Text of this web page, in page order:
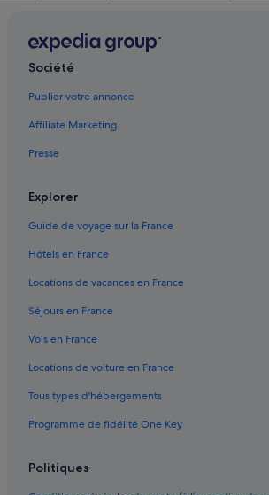
Labruge : Appart’hôtels
Labruge : Auberges de jeunesse
Labruge : hôtels Hôtels pas chers
Labruge : hôtels
Lordelo do Ouro : hôtels Hôtels avec spa
Lordelo do Ouro : hôtels
Société
Publier votre annonce
Affiliate Marketing
Presse
Explorer
Guide de voyage sur la France
Hôtels en France
Locations de vacances en France
Séjours en France
Vols en France
Locations de voiture en France
Tous types d'hébergements
Programme de fidélité One Key
Politiques